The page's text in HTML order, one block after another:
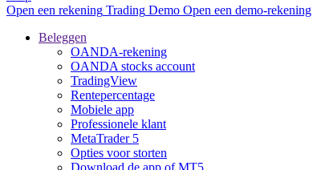
Open een rekening Trading Demo Open een demo-rekening
Beleggen
OANDA-rekening
OANDA stocks account
TradingView
Rentepercentage
Mobiele app
Professionele klant
MetaTrader 5
Opties voor storten
Download de app of MT5